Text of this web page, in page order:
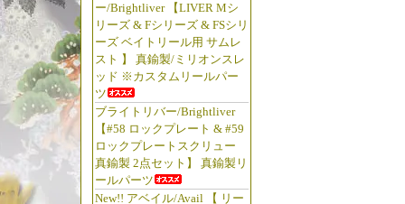
ー/Brightliver 【LIVER Mシ
リーズ & Fシリーズ & FSシリ
ーズ ベイトリール用 サムレ
スト 】 真鍮製/ミリオンスレ
ッド ※カスタムリールパー
ツ
ブライトリバー/Brightliver
【#58 ロックプレート & #59
ロックプレートスクリュー
真鍮製 2点セット】 真鍮製リ
ールパーツ
New!! アベイル/Avail 【 リー